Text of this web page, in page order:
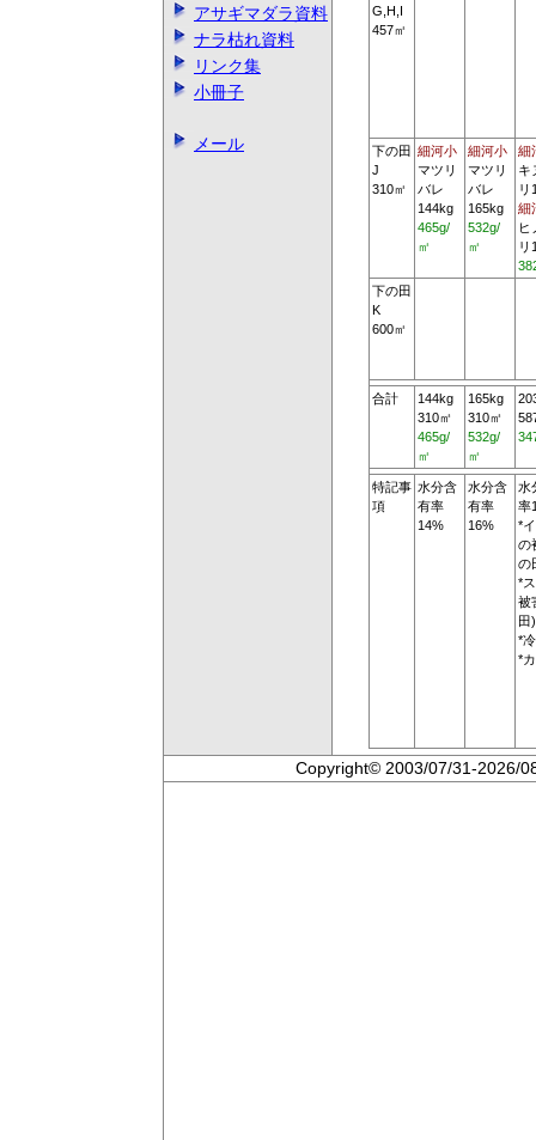
G,H,I
457㎡
下の田
J
310㎡
細河小
マツリ
バレ
144kg
465g/
㎡
細河小
マツリ
バレ
165kg
532g/
㎡
細
キ
リ
細
ヒ
リ
下の田
K
600㎡
合計
144kg
310㎡
465g/
㎡
165kg
310㎡
532g/
㎡
特記事
項
水分含
有率
14%
水分含
有率
16%
水
率
*
の
の
*
被
田)
*
*
アサギマダラ資料
ナラ枯れ資料
リンク集
小冊子
メール
Copyright© 2003/07/31-2026/